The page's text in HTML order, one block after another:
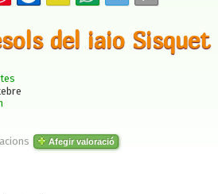
del iaio Sisquet
Afegir valoració